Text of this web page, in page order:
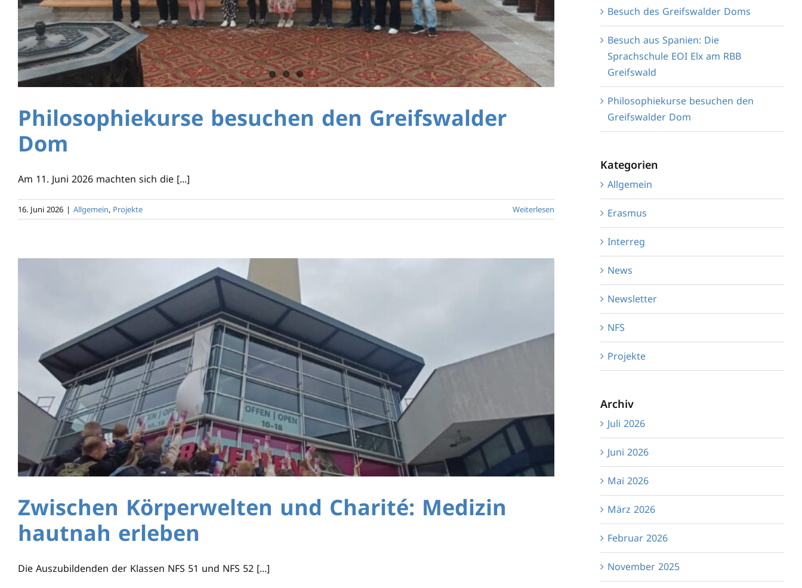
Philosophiekurse besuchen den Greifswalder
Dom
Am 11. Juni 2026 machten sich die [...]
16. Juni 2026 | Allgemein, Projekte Weiterlesen
Zwischen Körperwelten und Charité: Medizin
hautnah erleben
Die Auszubildenden der Klassen NFS 51 und NFS 52 [...]
Besuch des Greifswalder Doms
Besuch aus Spanien: Die
Sprachschule EOI Elx am RBB
Greifswald
Philosophiekurse besuchen den
Greifswalder Dom
Kategorien
Allgemein
Erasmus
Interreg
News
Newsletter
NFS
Projekte
Archiv
Juli 2026
Juni 2026
Mai 2026
März 2026
Februar 2026
November 2025